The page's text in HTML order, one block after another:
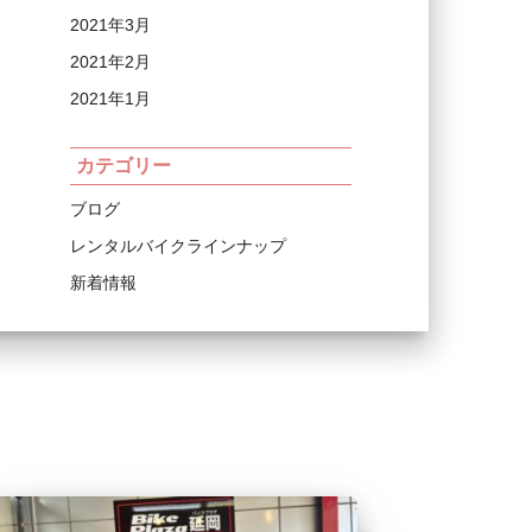
2021年3月
2021年2月
2021年1月
カテゴリー
ブログ
レンタルバイクラインナップ
新着情報